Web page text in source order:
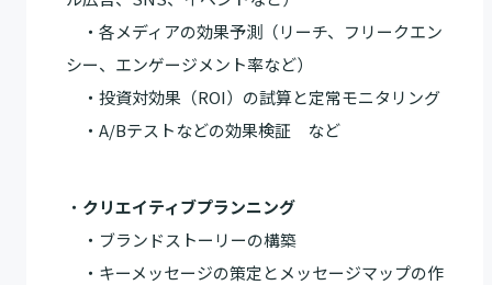
・各メディアの効果予測（リーチ、フリークエン
シー、エンゲージメント率など）
・投資対効果（ROI）の試算と定常モニタリング
・A/Bテストなどの効果検証 など
・ クリエイティブプランニング
・ブランドストーリーの構築
・キーメッセージの策定とメッセージマップの作